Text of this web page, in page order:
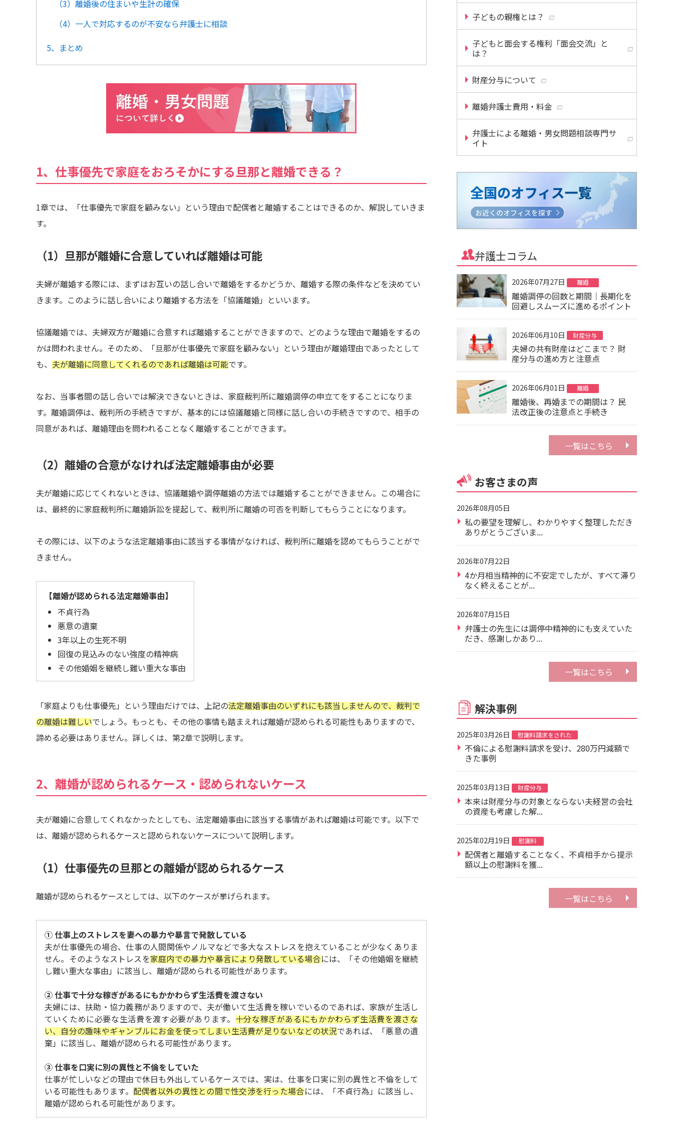
（3）離婚後の住まいや生計の確保
（4）一人で対応するのが不安なら弁護士に相談
5、まとめ
1、仕事優先で家庭をおろそかにする旦那と離婚できる？
1章では、「仕事優先で家庭を顧みない」という理由で配偶者と離婚することはできるのか、解説していきま
す。
（1）旦那が離婚に合意していれば離婚は可能
夫婦が離婚する際には、まずはお互いの話し合いで離婚をするかどうか、離婚する際の条件などを決めてい
きます。このように話し合いにより離婚する方法を「協議離婚」といいます。
協議離婚では、夫婦双方が離婚に合意すれば離婚することができますので、どのような理由で離婚をするの
かは問われません。そのため、「旦那が仕事優先で家庭を顧みない」という理由が離婚理由であったとして
も、 夫が離婚に同意してくれるのであれば離婚は可能です。
なお、当事者間の話し合いでは解決できないときは、家庭裁判所に離婚調停の申立てをすることになりま
す。離婚調停は、裁判所の手続きですが、基本的には協議離婚と同様に話し合いの手続きですので、相手の
同意があれば、離婚理由を問われることなく離婚することができます。
（2）離婚の合意がなければ法定離婚事由が必要
夫が離婚に応じてくれないときは、協議離婚や調停離婚の方法では離婚することができません。この場合に
は、最終的に家庭裁判所に離婚訴訟を提起して、裁判所に離婚の可否を判断してもらうことになります。
その際には、以下のような法定離婚事由に該当する事情がなければ、裁判所に離婚を認めてもらうことがで
きません。
【離婚が認められる法定離婚事由】
不貞行為
悪意の遺棄
3年以上の生死不明
回復の見込みのない強度の精神病
その他婚姻を継続し難い重大な事由
「家庭よりも仕事優先」という理由だけでは、上記の法定離婚事由のいずれにも該当しませんので、裁判で
の離婚は難しいでしょう。もっとも、その他の事情も踏まえれば離婚が認められる可能性もありますので、
諦める必要はありません。詳しくは、第2章で説明します。
2、離婚が認められるケース・認められないケース
夫が離婚に合意してくれなかったとしても、法定離婚事由に該当する事情があれば離婚は可能です。以下で
は、離婚が認められるケースと認められないケースについて説明します。
（1）仕事優先の旦那との離婚が認められるケース
離婚が認められるケースとしては、以下のケースが挙げられます。
① 仕事上のストレスを妻への暴力や暴言で発散している
夫が仕事優先の場合、仕事の人間関係やノルマなどで多大なストレスを抱えていることが少なくありま
せん。そのようなストレスを家庭内での暴力や暴言により発散している場合には、「その他婚姻を継続
し難い重大な事由」に該当し、離婚が認められる可能性があります。
② 仕事で十分な稼ぎがあるにもかかわらず生活費を渡さない
夫婦には、扶助・協力義務がありますので、夫が働いて生活費を稼いでいるのであれば、家族が生活し
ていくために必要な生活費を渡す必要があります。 十分な稼ぎがあるにもかかわらず生活費を渡さな
い、自分の趣味やギャンブルにお金を使ってしまい生活費が足りないなどの状況であれば、「悪意の遺
棄」に該当し、離婚が認められる可能性があります。
③ 仕事を口実に別の異性と不倫をしていた
仕事が忙しいなどの理由で休日も外出しているケースでは、実は、仕事を口実に別の異性と不倫をして
いる可能性もあります。 配偶者以外の異性との間で性交渉を行った場合には、「不貞行為」に該当し、
離婚が認められる可能性があります。
子どもの親権とは？
子どもと面会する権利「面会交流」と
は？
財産分与について
離婚弁護士費用・料金
弁護士による離婚・男女問題相談専門サ
イト
弁護士コラム
2026年07月27日 離婚
離婚調停の回数と期間｜長期化を
回避しスムーズに進めるポイント
2026年06月10日 財産分与
夫婦の共有財産はどこまで？ 財
産分与の進め方と注意点
2026年06月01日 離婚
離婚後、再婚までの期間は？ 民
法改正後の注意点と手続き
一覧はこちら
お客さまの声
2026年08月05日
私の要望を理解し、わかりやすく整理しただき
ありがとうございま...
2026年07月22日
4か月相当精神的に不安定でしたが、すべて滞り
なく終えることが...
2026年07月15日
弁護士の先生には調停中精神的にも支えていた
だき、感謝しかあり...
一覧はこちら
解決事例
2025年03月26日 慰謝料請求をされた
不倫による慰謝料請求を受け、280万円減額で
きた事例
2025年03月13日 財産分与
本来は財産分与の対象とならない夫経営の会社
の資産も考慮した解...
2025年02月19日 慰謝料
配偶者と離婚することなく、不貞相手から提示
額以上の慰謝料を獲...
一覧はこちら